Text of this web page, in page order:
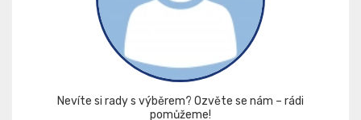
Nevíte si rady s výběrem? Ozvěte se nám – rádi
pomůžeme!